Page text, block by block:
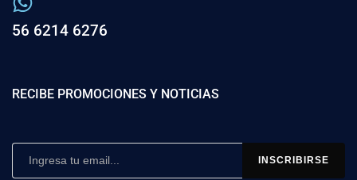
56 6214 6276
RECIBE PROMOCIONES Y NOTICIAS